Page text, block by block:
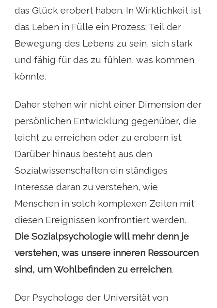
das Glück erobert haben. In Wirklichkeit ist
das Leben in Fülle ein Prozess: Teil der
Bewegung des Lebens zu sein, sich stark
und fähig für das zu fühlen, was kommen
könnte.
Daher stehen wir nicht einer Dimension der
persönlichen Entwicklung gegenüber, die
leicht zu erreichen oder zu erobern ist.
Darüber hinaus besteht aus den
Sozialwissenschaften ein ständiges
Interesse daran zu verstehen, wie
Menschen in solch komplexen Zeiten mit
diesen Ereignissen konfrontiert werden.
Die Sozialpsychologie will mehr denn je
verstehen, was unsere inneren Ressourcen
sind, um Wohlbefinden zu erreichen.
Der Psychologe der Universität von